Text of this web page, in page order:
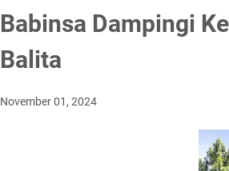
Babinsa Dampingi
Balita
November 01, 2024